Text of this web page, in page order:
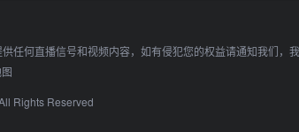
何直播信号和视频内容，如有侵犯您的权益请通知我们，
Rights Reserved